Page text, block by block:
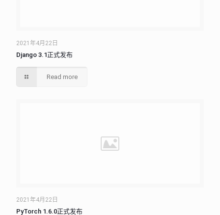
2021年4月22日
Django 3.1正式发布
Read more
2021年4月22日
PyTorch 1.6.0正式发布